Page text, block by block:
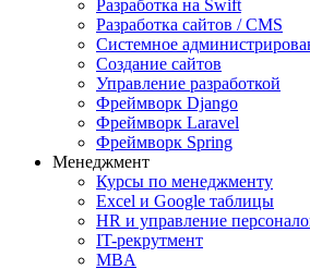
Разработка на Swift
Разработка сайтов / CMS
Системное
Создание сайтов
Управление разработкой
Фреймворк Django
Фреймворк Laravel
Фреймворк Spring
Менеджмент
Курсы по менеджменту
Excel и Google таблицы
HR и управление
IT-рекрутмент
MBA